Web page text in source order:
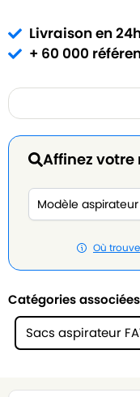
Livraison en
+ 60 000
Affinez votre
Où
Catégories associées
Sacs aspirateur